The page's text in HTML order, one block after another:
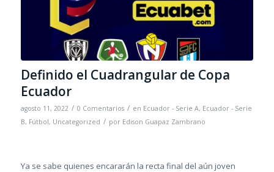
Definido el Cuadrangular de Copa
Ecuador
agosto 11, 2022 / 0 Comentarios / en Ecuador - Serie A, Ecuador - Serie
B, Fútbol, Uncategorized / por Edison Guapaz Zambrano
Ya se sabe quienes encararán la recta final del aún joven